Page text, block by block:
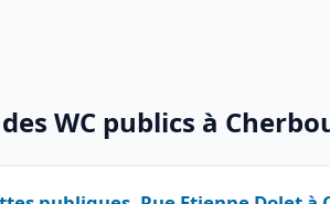
WC publics à